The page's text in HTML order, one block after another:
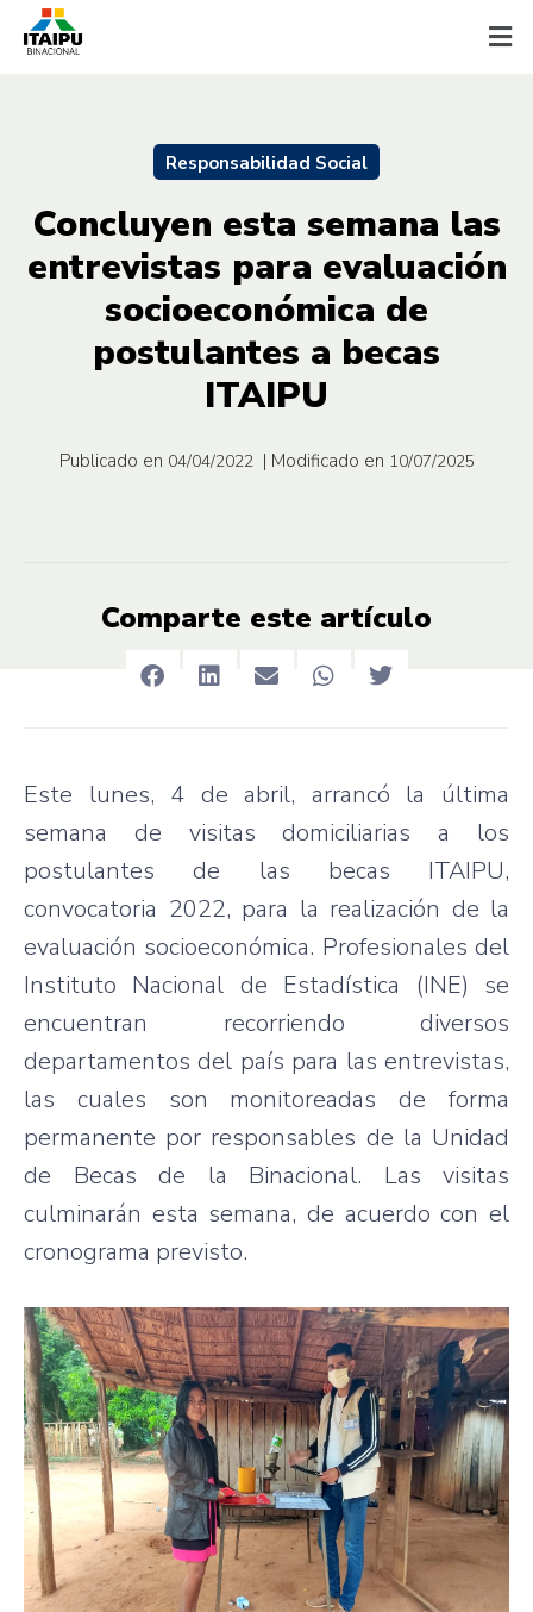
Responsabilidad Social
Concluyen esta semana las
entrevistas para evaluación
socioeconómica de
postulantes a becas
ITAIPU
Publicado en 04/04/2022 | Modificado en 10/07/2025
Comparte este artículo
Este lunes, 4 de abril, arrancó la última
semana de visitas domiciliarias a los
postulantes de las becas ITAIPU,
convocatoria 2022, para la realización de la
evaluación socioeconómica. Profesionales del
Instituto Nacional de Estadística (INE) se
encuentran recorriendo diversos
departamentos del país para las entrevistas,
las cuales son monitoreadas de forma
permanente por responsables de la Unidad
de Becas de la Binacional. Las visitas
culminarán esta semana, de acuerdo con el
cronograma previsto.